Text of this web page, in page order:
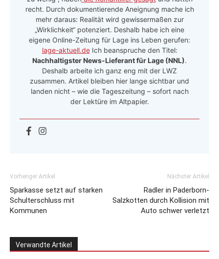
recht. Durch dokumentierende Aneignung mache ich
mehr daraus: Realität wird gewissermaßen zur
„Wirklichkeit“ potenziert. Deshalb habe ich eine
eigene Online-Zeitung für Lage ins Leben gerufen:
lage-aktuell.deIch beanspruche den Titel:
Nachhaltigster News-Lieferant für Lage (NNL).
Deshalb arbeite ich ganz eng mit der LWZ
zusammen. Artikel bleiben hier lange sichtbar und
landen nicht – wie die Tageszeitung – sofort nach
der Lektüre im Altpapier.
Vorheriger Artikel
Sparkasse setzt auf starken
Schulterschluss mit
Kommunen
Nächster Artikel
Radler in Paderborn-
Salzkotten durch Kollision mit
Auto schwer verletzt
Verwandte Artikel